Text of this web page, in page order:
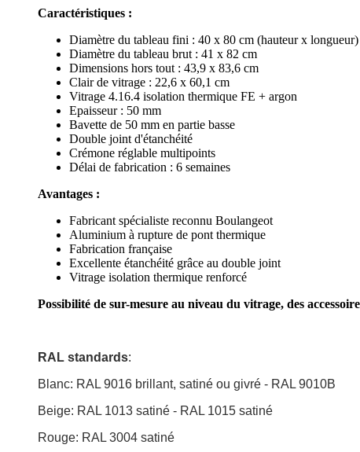
Caractéristiques :
Diamètre du tableau fini : 40 x 80 cm (hauteur x longueur)
Diamètre du tableau brut : 41 x 82 cm
Dimensions hors tout : 43,9 x 83,6 cm
Clair de vitrage : 22,6 x 60,1 cm
Vitrage 4.16.4 isolation thermique FE + argon
Epaisseur : 50 mm
Bavette de 50 mm en partie basse
Double joint d'étanchéité
Crémone réglable multipoints
Délai de fabrication : 6 semaines
Avantages :
Fabricant spécialiste reconnu Boulangeot
Aluminium à rupture de pont thermique
Fabrication française
Excellente étanchéité grâce au double joint
Vitrage isolation thermique renforcé
Possibilité de sur-mesure au niveau du vitrage, des
RAL standards:
Blanc: RAL 9016 brillant, satiné ou givré - RAL 9010B
Beige: RAL 1013 satiné - RAL 1015 satiné
Rouge: RAL 3004 satiné